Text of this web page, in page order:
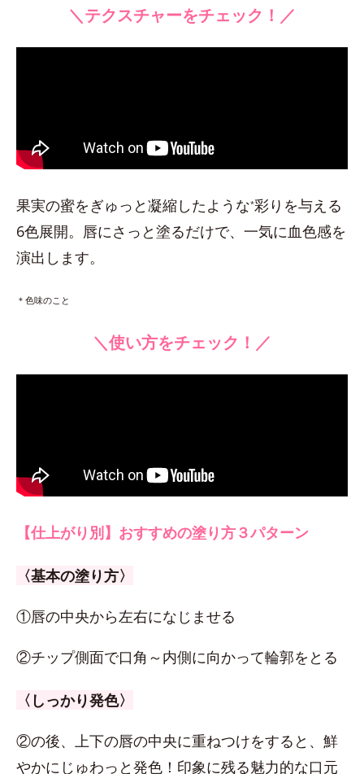
＼テクスチャーをチェック！／
果実の蜜をぎゅっと凝縮したような*彩りを与える
6色展開。唇にさっと塗るだけで、一気に血色感を
演出します。
＊色味のこと
＼使い方をチェック！／
【仕上がり別】おすすめの塗り方３パターン
〈基本の塗り方〉
①唇の中央から左右になじませる
②チップ側面で口角～内側に向かって輪郭をとる
〈しっかり発色〉
②の後、上下の唇の中央に重ねつけをすると、鮮
やかにじゅわっと発色！印象に残る魅力的な口元